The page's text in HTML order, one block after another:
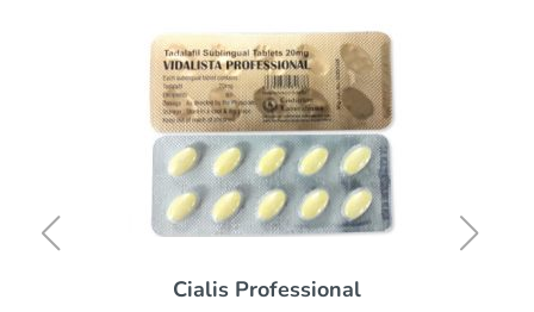
Cialis Professional